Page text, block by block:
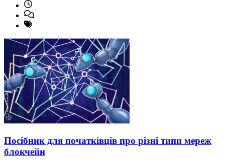
Посібник для початківців про різні типи мереж
блокчейн